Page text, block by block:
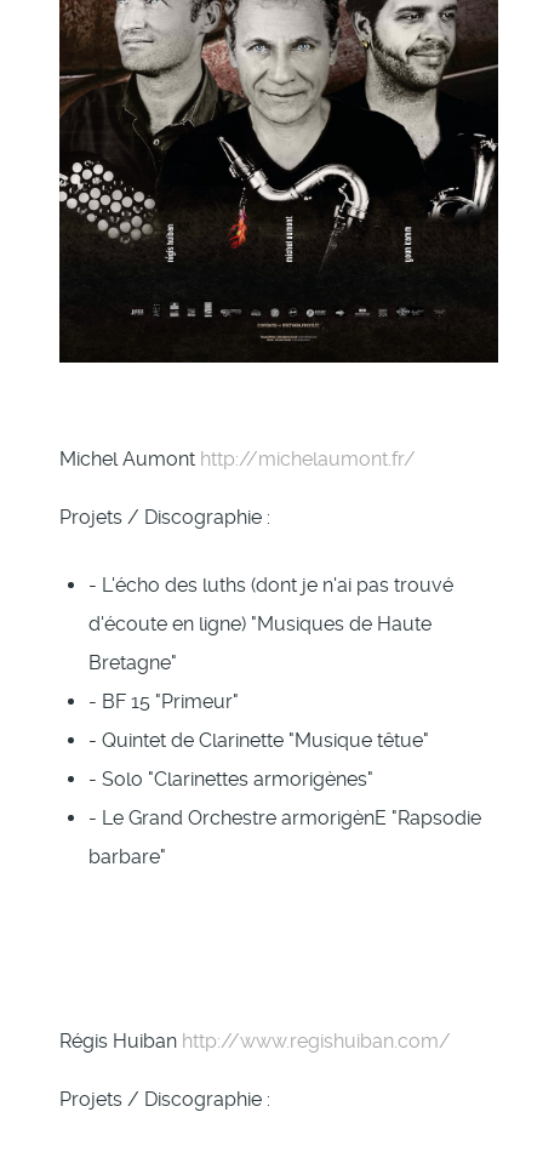
Michel Aumont http://michelaumont.fr/
Projets / Discographie :
- L'écho des luths (dont je n'ai pas trouvé
d'écoute en ligne) "Musiques de Haute
Bretagne"
- BF 15 "Primeur"
- Quintet de Clarinette "Musique têtue"
- Solo "Clarinettes armorigènes"
- Le Grand Orchestre armorigènE "Rapsodie
barbare"
Régis Huiban http://www.regishuiban.com/
Projets / Discographie :